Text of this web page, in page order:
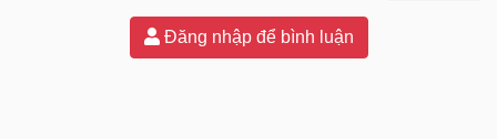
Đăng nhập để bình luận